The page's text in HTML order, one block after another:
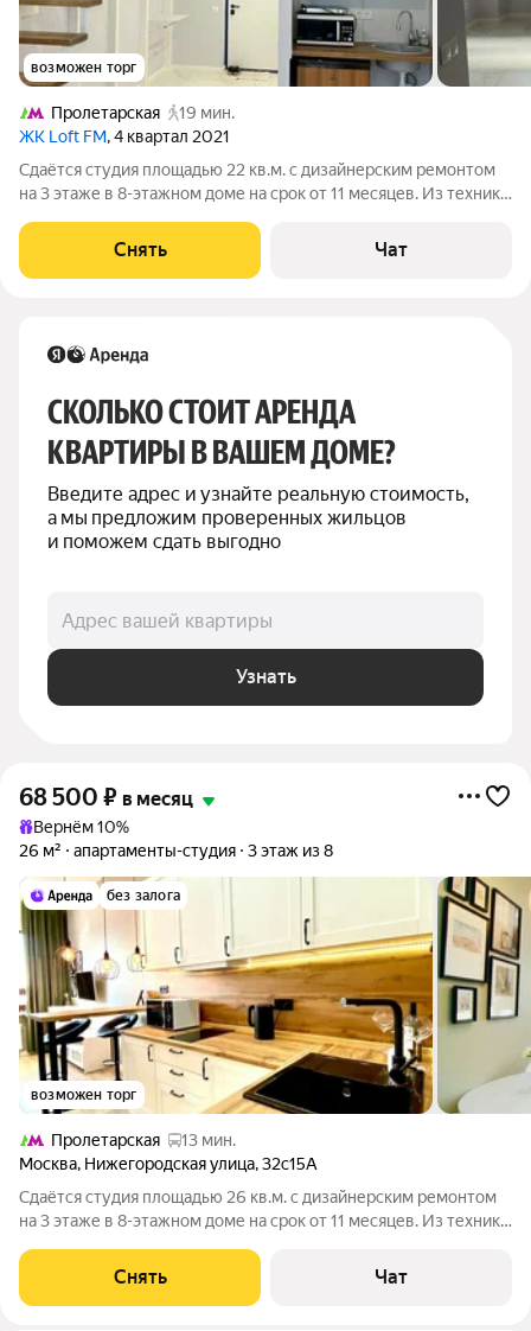
возможен торг
Пролетарская
19 мин.
ЖК Loft FM, 4 квартал 2021
Сдаётся студия площадью 22 кв.м. с дизайнерским ремонтом
на 3 этаже в 8-этажном доме на срок от 11 месяцев. Из техники
Микроволновка Дом - кирпичный, окна выходят во двор. Есть
консьерж. В подъезде
Снять Чат
СКОЛЬКО СТОИТ АРЕНДА
КВАРТИРЫ В ВАШЕМ ДОМЕ?
Введите адрес и узнайте реальную стоимость,
а мы предложим проверенных жильцов
и поможем сдать выгодно
Адрес вашей квартиры
Узнать
68 500 ₽ в месяц
Вернём 10%
26 м²
апартаменты-студия 3 этаж из 8
без залога
возможен торг
Пролетарская
13 мин.
Москва, Нижегородская улица,32с15А
Сдаётся студия площадью 26 кв.м. с дизайнерским ремонтом
на 3 этаже в 8-этажном доме на срок от 11 месяцев. Из техники
Кондиционер Микроволновка Дом - монолитный. Есть
консьерж. В подъезде 2 лифта -
Снять Чат